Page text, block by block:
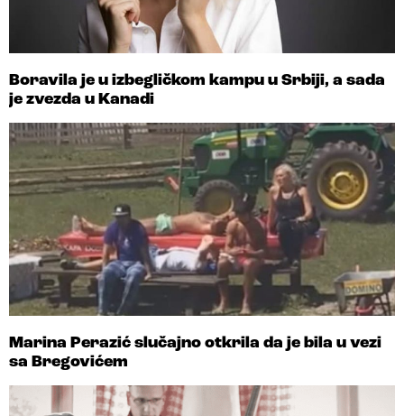
Boravila je u izbegličkom kampu u Srbiji, a sada
je zvezda u Kanadi
Marina Perazić slučajno otkrila da je bila u vezi
sa Bregovićem